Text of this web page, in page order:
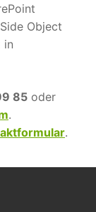
Object
in
85 oder
.
.